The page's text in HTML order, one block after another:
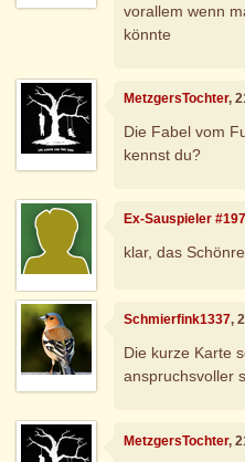
vorallem wenn
könnte
MetzgersTochter,
Die Fabel vom
kennst du?
Ex-Sauspieler
klar, das
Schmierfink1337,
Die kurze Karte
anspruchsvoller
MetzgersTochter,